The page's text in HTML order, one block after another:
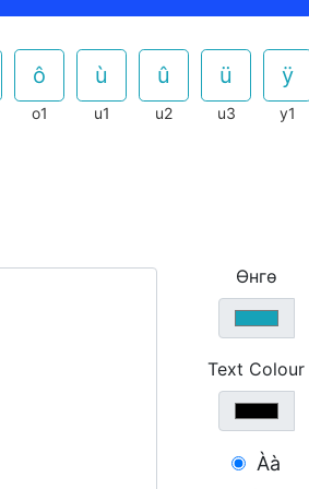
o1 u1 u2 u3 y1
Өнгө
Text Colour
Àà